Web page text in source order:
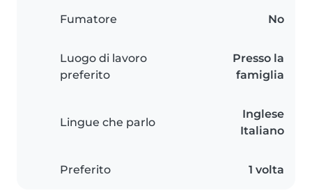
Fumatore No
Luogo di lavoro
preferito
Presso la
famiglia
Lingue che parlo
Inglese
Italiano
Preferito 1 volta